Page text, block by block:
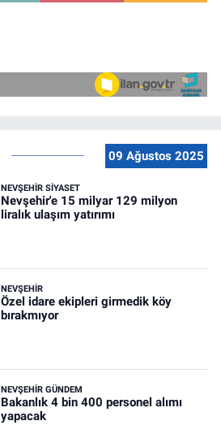
09 Ağustos 2025
NEVŞEHIR SIYASET
Nevşehir'e 15 milyar 129 milyon
liralık ulaşım yatırımı
NEVŞEHIR
Özel idare ekipleri girmedik köy
bırakmıyor
NEVŞEHIR GÜNDEM
Bakanlık 4 bin 400 personel alımı
yapacak